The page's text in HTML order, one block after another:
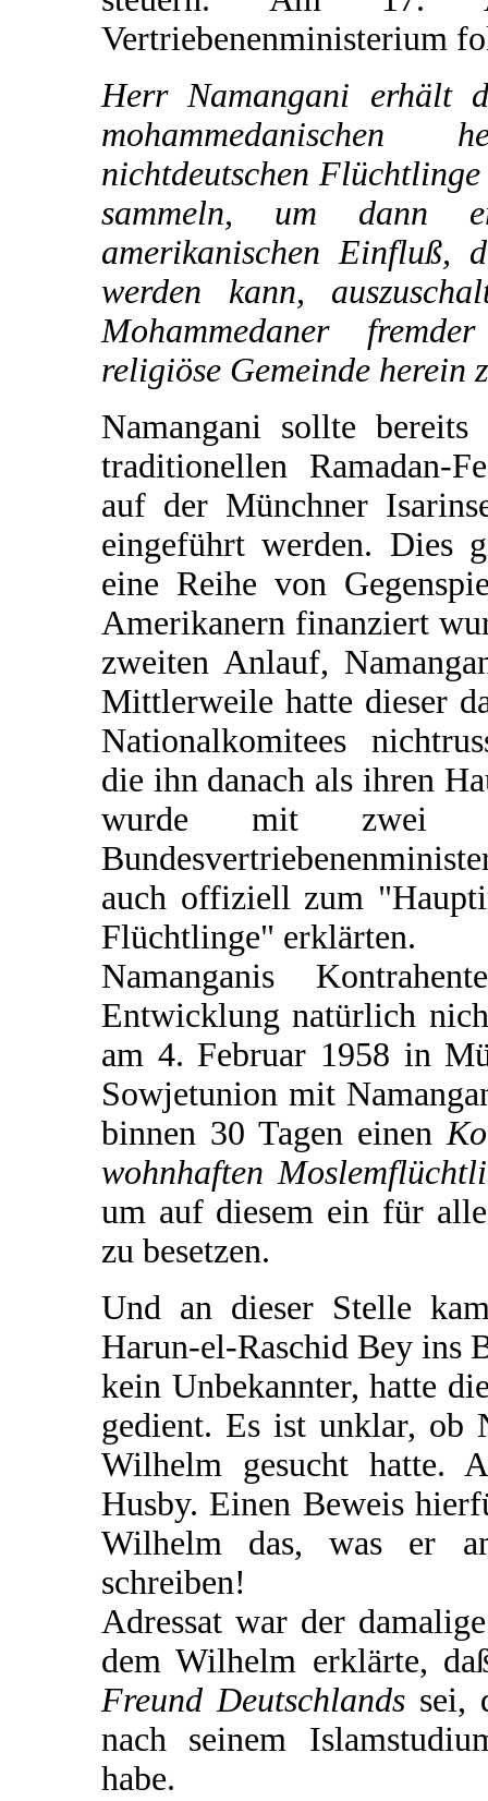
Vertriebenenministerium
Herr Namangani erhält
nichtdeutschen
sammeln, um dann
amerikanischen Einfluß,
werden kann,
Mohammedaner
religiöse Gemeinde herein
Namangani sollte
traditionellen Ramadan-
auf der Münchner
eingeführt werden. Dies
eine Reihe von
Amerikanern finanziert
zweiten Anlauf,
Mittlerweile hatte dieser
Nationalkomitees
die ihn danach als ihren
wurde mit zwei
auch offiziell zum
Flüchtlinge" erklärten.
Namanganis
Entwicklung natürlich
am 4. Februar 1958 in
Sowjetunion mit
binnen 30 Tagen einen
wohnhaften
um auf diesem ein für
zu besetzen.
Und an dieser Stelle
Harun-el-Raschid Bey ins
kein Unbekannter, hatte
gedient. Es ist unklar, ob
Wilhelm gesucht hatte.
Husby. Einen Beweis
Wilhelm das, was er
schreiben!
Adressat war der
dem Wilhelm erklärte,
Freund Deutschlands sei,
nach seinem
habe.